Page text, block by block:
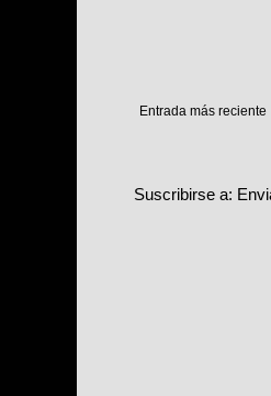
Entrada más reciente
Suscribirse a: